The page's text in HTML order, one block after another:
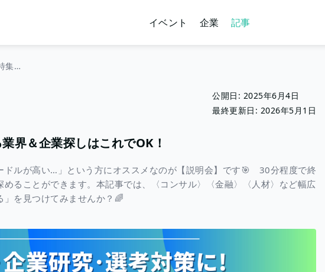
イベント 企業 記事
🏵️ 説明会イベント特集 🏵️ 気になる業界＆企業探しはこれでOK！
公開日: 2025年6月4日
最終更新日: 2026年5月1日
界＆企業探しはこれでOK！
ドルが高い…」という方にオススメなのが【説明会】です🎯 30分程度で終
ることができます。本記事では、〈コンサル〉〈金融〉〈人材〉など幅広
を見つけてみませんか？🌈